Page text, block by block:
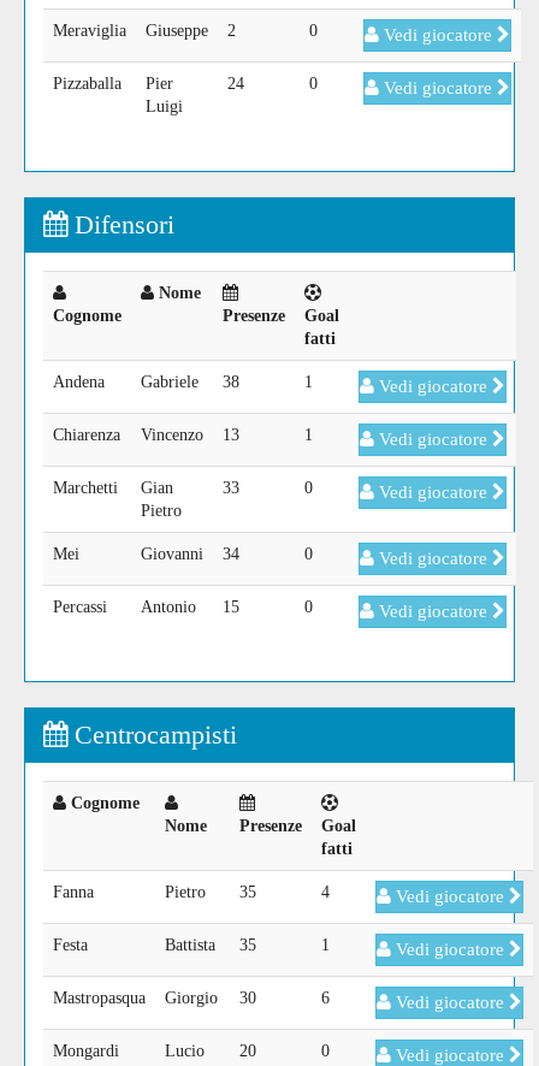
Meraviglia Giuseppe 2 0 Vedi giocatore
Pizzaballa
Pier
Luigi
24 0 Vedi giocatore
Difensori
Cognome
Nome
Presenze
Goal
fatti
Andena Gabriele 38 1 Vedi giocatore
Chiarenza Vincenzo 13 1 Vedi giocatore
Marchetti
Gian
Pietro
33 0 Vedi giocatore
Mei Giovanni 34 0 Vedi giocatore
Percassi Antonio 15 0 Vedi giocatore
Centrocampisti
Cognome
Nome
Presenze
Goal
fatti
Fanna Pietro 35 4 Vedi giocatore
Festa Battista 35 1 Vedi giocatore
Mastropasqua Giorgio 30 6 Vedi giocatore
Mongardi Lucio 20 0 Vedi giocatore